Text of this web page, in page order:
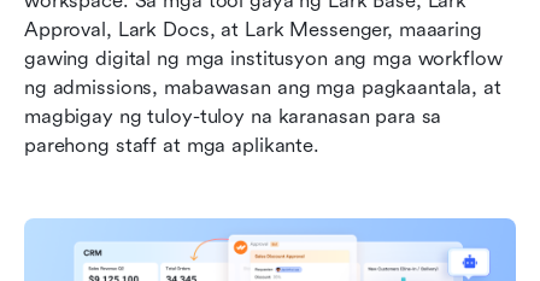
Approval, Lark Docs, at Lark Messenger, maaaring
gawing digital ng mga institusyon ang mga workflow
ng admissions, mabawasan ang mga pagkaantala, at
magbigay ng tuloy-tuloy na karanasan para sa
parehong staff at mga aplikante.